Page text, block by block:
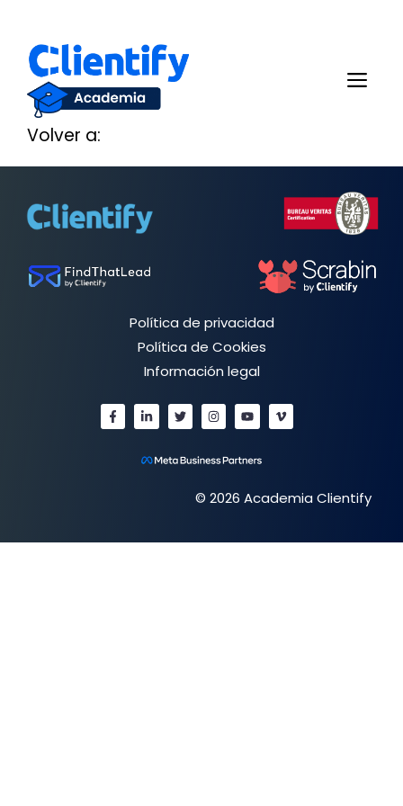
contenido
Volver a:
Política de privacidad
Política de Cookies
Información legal
© 2026 Academia Clientify